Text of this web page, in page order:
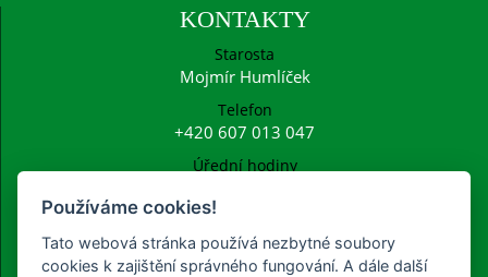
KONTAKTY
Starosta
Mojmír Humlíček
Telefon
+420 607 013 047
Úřední hodiny
ucetni@frysava.cz
starosta@frysava.cz
Používáme cookies!
Tato webová stránka používá nezbytné soubory
cookies k zajištění správného fungování. A dále další